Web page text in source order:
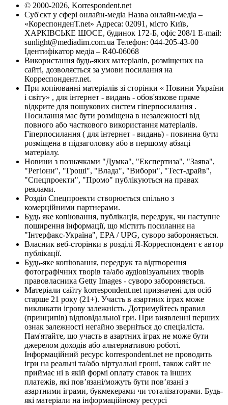
© 2000-2026, Korrespondent.net
Суб'єкт у сфері онлайн-медіа Назва онлайн-медіа –
«КореспонденТ.net» Адреса: 02091, місто Київ,
ХАРКІВСЬКЕ ШОСЕ, будинок 172-Б, офіс 208/1 E-mail:
sunlight@mediadim.com.ua Телефон: 044-205-43-00
Ідентифікатор медіа – R40-06068
Використання будь-яких матеріалів, розміщених на
сайті, дозволяється за умови посилання на
Корреспондент.net.
При копіюванні матеріалів зі сторінки « Новини України
і світу» , для інтернет - видань - обов'язкове пряме
відкрите для пошукових систем гіперпосилання .
Посилання має бути розміщена в незалежності від
повного або часткового використання матеріалів.
Гіперпосилання ( для інтернет - видань) - повинна бути
розміщена в підзаголовку або в першому абзаці
матеріалу.
Новини з позначками "Думка", "Експертиза", "Заява",
"Регіони", "Гроші", "Влада", "Вибори", "Тест-драйв",
"Спецпроекти", "Промо" публікуються на правах
реклами.
Розділ Спецпроекти створюється спільно з
комерційними партнерами.
Будь яке копіювання, публікація, передрук, чи наступне
поширення інформації, що містить посилання на
"Інтерфакс-Україна", EPA / UPG, суворо забороняється.
Власник веб-сторінки в розділі Я-Корреспондент є автор
публікації.
Будь-яке копіювання, передрук та відтворення
фотографічних творів та/або аудіовізуальних творів
правовласника Getty Images - суворо забороняється.
Матеріали сайту korrespondent.net призначені для осіб
старше 21 року (21+). Участь в азартних іграх може
викликати ігрову залежність. Дотримуйтесь правил
(принципів) відповідальної гри. При виявленні перших
ознак залежності негайно зверніться до спеціаліста.
Пам'ятайте, що участь в азартних іграх не може бути
джерелом доходів або альтернативою роботі.
Інформаційний ресурс korrespondent.net не проводить
ігри на реальні та/або віртуальні гроші, також сайт не
приймає ні в якій формі оплату ставок та інших
платежів, які пов’язані/можуть бути пов’язані з
азартними іграми, букмекерами чи тоталізаторами. Будь-
які матеріали на інформаційному ресурсі